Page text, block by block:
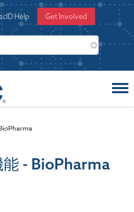
User
account
Help Get Involved
能 - BioPharma